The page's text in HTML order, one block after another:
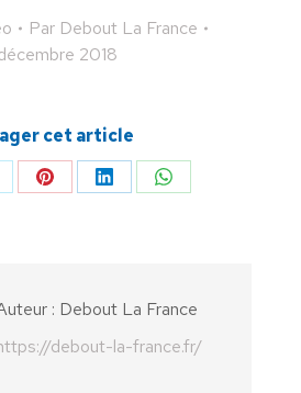
Par Debout La France
2018
cet article
PartagerPartagerPartager
: Debout La France
debout-la-france.fr/